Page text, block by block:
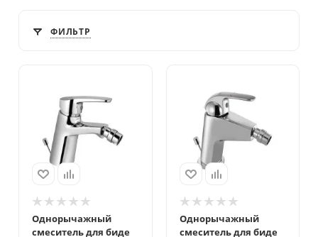
ФИЛЬТР
Однорычажный
смеситель для биде
Однорычажный
смеситель для биде